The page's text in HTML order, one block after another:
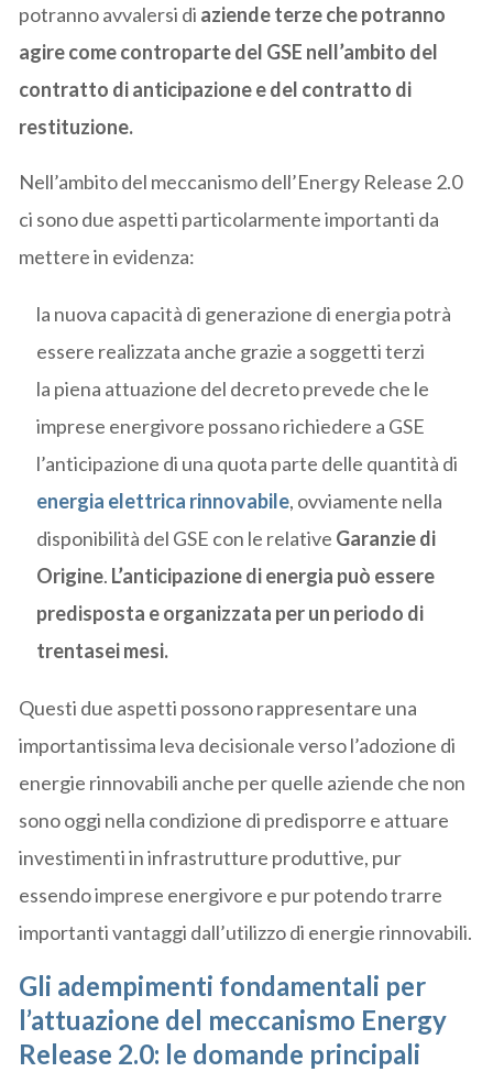
potranno avvalersi di aziende terze che potranno
agire come controparte del GSE nell’ambito del
contratto di anticipazione e del contratto di
restituzione.
Nell’ambito del meccanismo dell’Energy Release 2.0
ci sono due aspetti particolarmente importanti da
mettere in evidenza:
la nuova capacità di generazione di energia potrà
essere realizzata anche grazie a soggetti terzi
la piena attuazione del decreto prevede che le
imprese energivore possano richiedere a GSE
l’anticipazione di una quota parte delle quantità di
energia elettrica rinnovabile, ovviamente nella
disponibilità del GSE con le relative Garanzie di
Origine. L’anticipazione di energia può essere
predisposta e organizzata per un periodo di
trentasei mesi.
Questi due aspetti possono rappresentare una
importantissima leva decisionale verso l’adozione di
energie rinnovabili anche per quelle aziende che non
sono oggi nella condizione di predisporre e attuare
investimenti in infrastrutture produttive, pur
essendo imprese energivore e pur potendo trarre
importanti vantaggi dall’utilizzo di energie rinnovabili.
Gli adempimenti fondamentali per
l’attuazione del meccanismo Energy
Release 2.0: le domande principali